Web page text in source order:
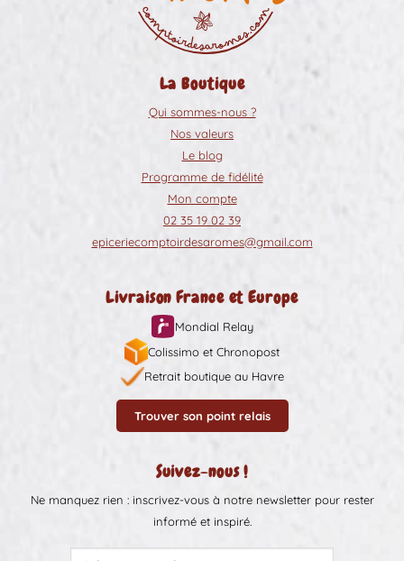
La Boutique
Qui sommes-nous ?
Nos valeurs
Le blog
Programme de fidélité
Mon compte
02 35 19 02 39
epiceriecomptoirdesaromes@gmail.com
Livraison France et Europe
Mondial Relay
Colissimo et Chronopost
Retrait boutique au Havre
Trouver son point relais
Suivez-nous !
Ne manquez rien : inscrivez-vous à notre newsletter pour rester
informé et inspiré.